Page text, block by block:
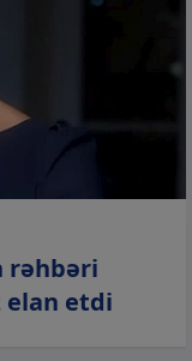
rəhbəri
elan etdi